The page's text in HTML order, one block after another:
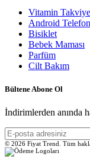
Vitamin
Android
Bisiklet
Bebek Maması
Parfüm
Cilt Bakım
Bültene Abone Ol
İndirimlerden anında
© 2026 Fiyat Trend. Tüm